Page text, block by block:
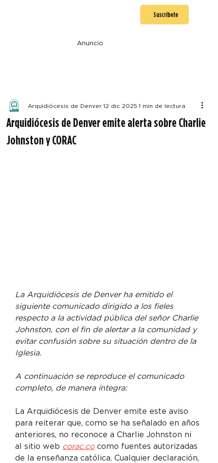
Suscríbete
Anuncio
Arquidiócesis de Denver emite alerta sobre Charlie
Johnston y CORAC
Arquidiócesis de Denver 12 dic 2025 1 min de lectura
La Arquidiócesis de Denver ha emitido el
siguiente comunicado dirigido a los fieles
respecto a la actividad pública del señor Charlie
Johnston, con el fin de alertar a la comunidad y
evitar confusión sobre su situación dentro de la
Iglesia.
A continuación se reproduce el comunicado
completo, de manera íntegra:
La Arquidiócesis de Denver emite este aviso
para reiterar que, como se ha señalado en años
anteriores, no reconoce a Charlie Johnston ni
al sitio web corac.co como fuentes autorizadas
de la enseñanza católica. Cualquier declaración,